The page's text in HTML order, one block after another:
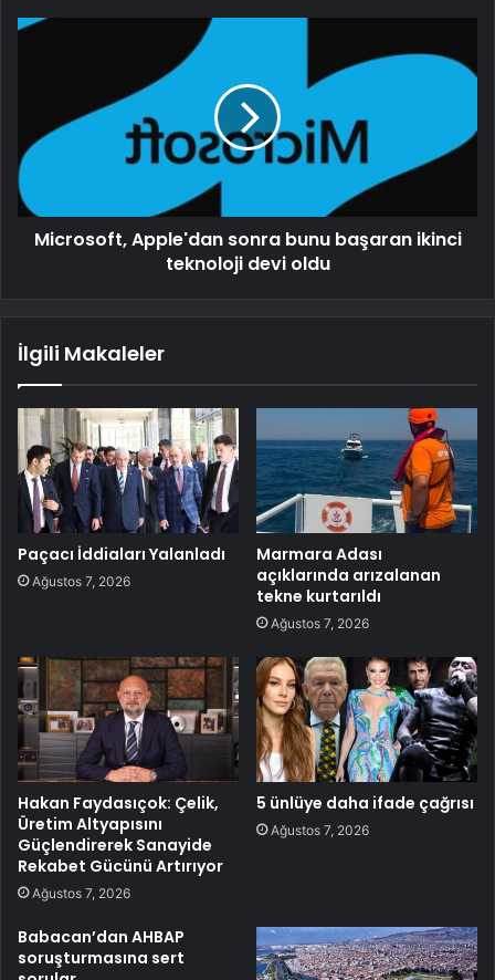
Microsoft, Apple'dan sonra bunu başaran ikinci
teknoloji devi oldu
İlgili Makaleler
Paçacı İddiaları Yalanladı
Ağustos 7, 2026
Marmara Adası
açıklarında arızalanan
tekne kurtarıldı
Ağustos 7, 2026
Hakan Faydasıçok: Çelik,
Üretim Altyapısını
Güçlendirerek Sanayide
Rekabet Gücünü Artırıyor
Ağustos 7, 2026
5 ünlüye daha ifade çağrısı
Ağustos 7, 2026
Babacan’dan AHBAP
soruşturmasına sert